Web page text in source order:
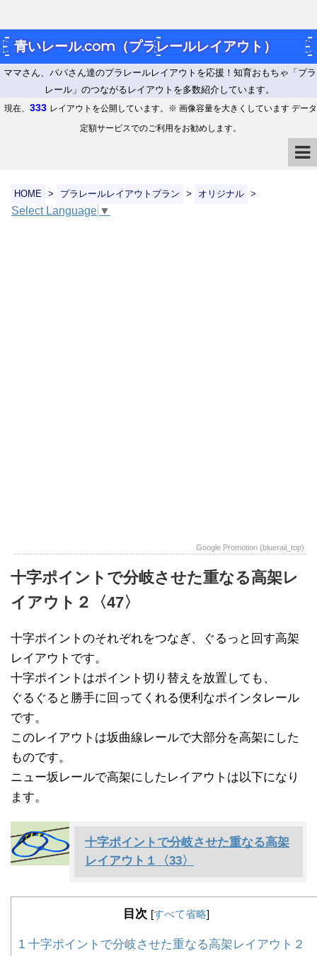
青いレール.com（プラレールレイアウト）
ママさん、パパさん達のプラレールレイアウトを応援！知育おもちゃ「プラ
レール」のつながるレイアウトを多数紹介しています。
現在、 333 レイアウトを公開しています。※ 画像容量を大きくしています データ
定額サービスでのご利用をお勧めします。
HOME > プラレールレイアウトプラン > オリジナル >
Select Language ▼
Google Promotion (bluerail_top)
十字ポイントで分岐させた重なる高架レ
イアウト２〈47〉
十字ポイントのそれぞれをつなぎ、ぐるっと回す高架
レイアウトです。
十字ポイントはポイント切り替えを放置しても、
ぐるぐると勝手に回ってくれる便利なポインタレール
です。
このレイアウトは坂曲線レールで大部分を高架にした
ものです。
ニュー坂レールで高架にしたレイアウトは以下になり
ます。
十字ポイントで分岐させた重なる高架
レイアウト１〈33〉
目次 [すべて省略]
1 十字ポイントで分岐させた重なる高架レイアウト２